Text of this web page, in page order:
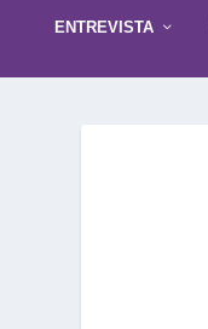
ENTREVISTA